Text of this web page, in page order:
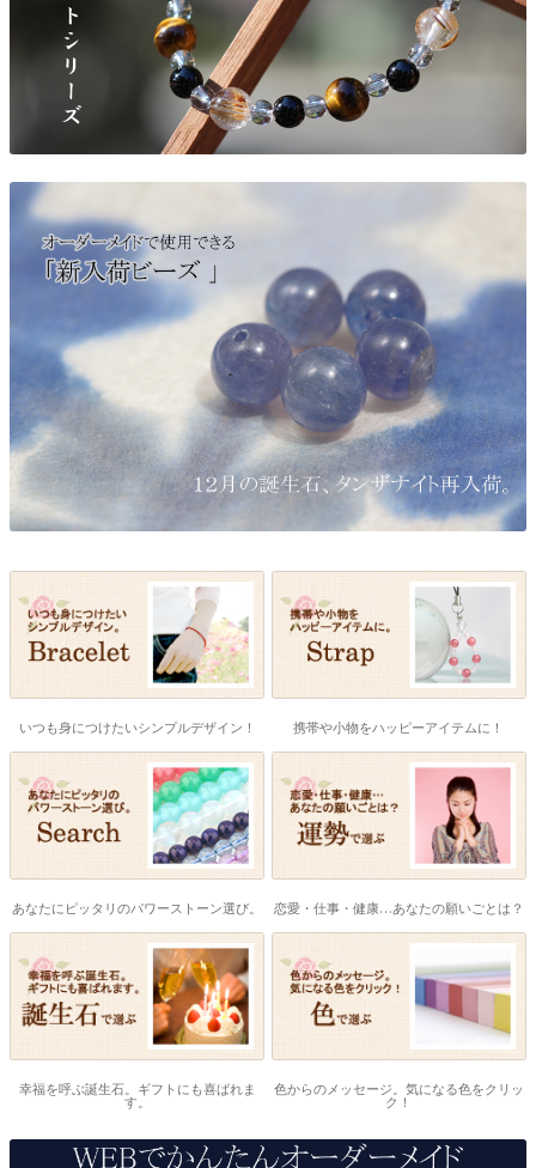
いつも身につけたいシンプルデザイン！ 携帯や小物をハッピーアイテムに！
あなたにピッタリのパワーストーン選び。 恋愛・仕事・健康…あなたの願いごとは？
幸福を呼ぶ誕生石。ギフトにも喜ばれま
す。
色からのメッセージ。気になる色をクリッ
ク！